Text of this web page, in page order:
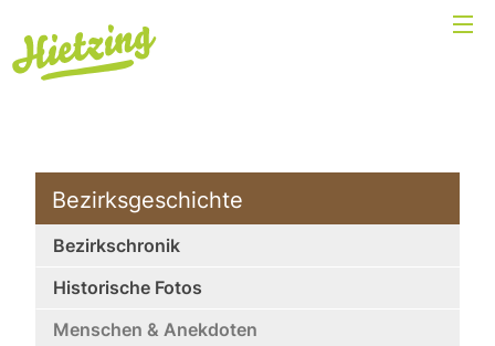
Bezirksgeschichte
Bezirkschronik
Historische Fotos
Menschen & Anekdoten